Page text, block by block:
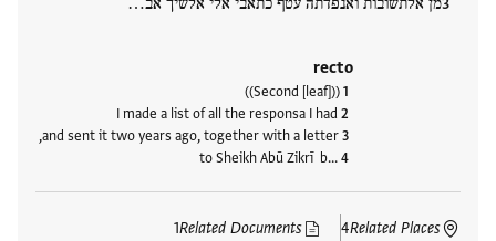
recto
((Second [leaf]))
Related Places
4
Related Documents
1